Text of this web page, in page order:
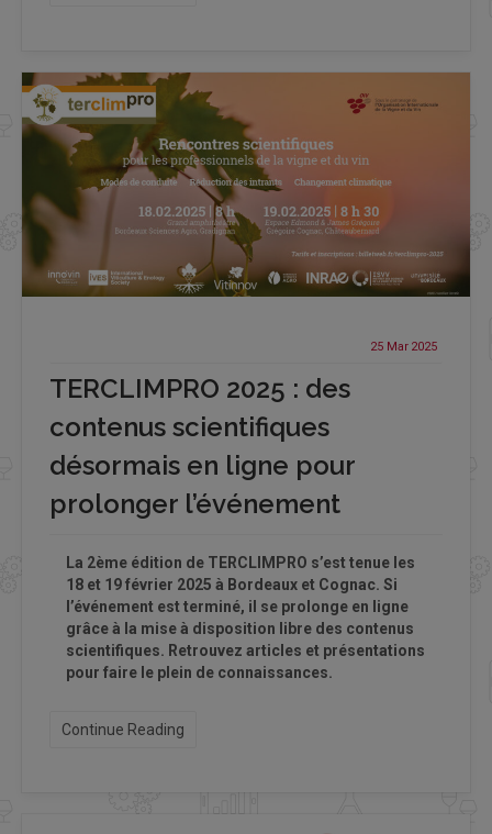
25 Mar 2025
TERCLIMPRO 2025 : des
contenus scientifiques
désormais en ligne pour
prolonger l’événement
La 2ème édition de TERCLIMPRO s’est tenue les
18 et 19 février 2025 à Bordeaux et Cognac. Si
l’événement est terminé, il se prolonge en ligne
grâce à la mise à disposition libre des contenus
scientifiques. Retrouvez articles et présentations
pour faire le plein de connaissances.
Continue Reading